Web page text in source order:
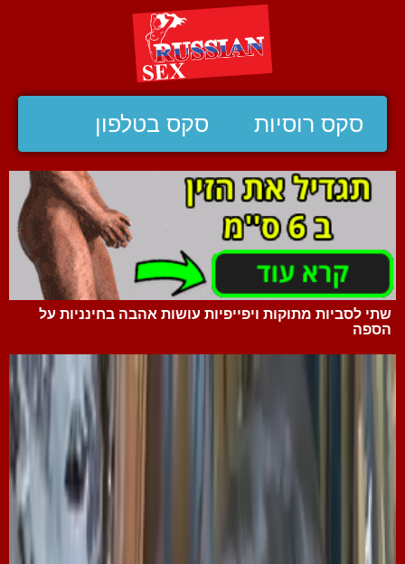
סקס רוסיות סקס בטלפון
שתי לסביות מתוקות ויפייפיות עושות אהבה בחינניות על
הספה